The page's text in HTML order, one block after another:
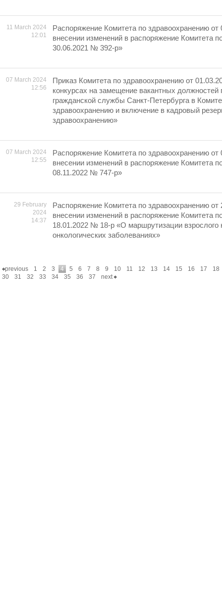
11 March 2024
12:01
Распоряжение Комитета по здравоохранению
внесении изменений в распоряжение Комитета
30.06.2021 № 392-р»
07 March 2024
12:56
Приказ Комитета по здравоохранению от
конкурсах на замещение вакантных должностей
гражданской службы Санкт-Петербурга в
здравоохранению и включение в кадровый
здравоохранению»
07 March 2024
12:55
Распоряжение Комитета по здравоохранению
внесении изменений в распоряжение Комитета
08.11.2022 № 747-р»
29 February
2024
14:37
Распоряжение Комитета по здравоохранению
внесении изменений в распоряжение Комитета
18.01.2022 № 18-р «О маршрутизации взрослого
онкологических заболеваниях»
previous 1 2 3 4 5 6 7 8 9 10 11 12 13 14 15 16 17
18
30
31 32 33 34 35 36 37 next